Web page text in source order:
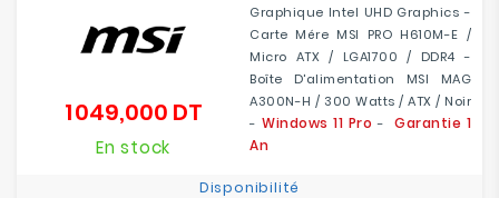
Graphique Intel UHD Graphics -
Carte Mére MSI PRO H610M-E /
Micro ATX / LGA1700 / DDR4 -
Boîte D'alimentation MSI MAG
A300N-H / 300 Watts / ATX / Noir
- Windows 11 Pro - Garantie 1
An
1 049,000 DTPrix
En stock
Disponibilité